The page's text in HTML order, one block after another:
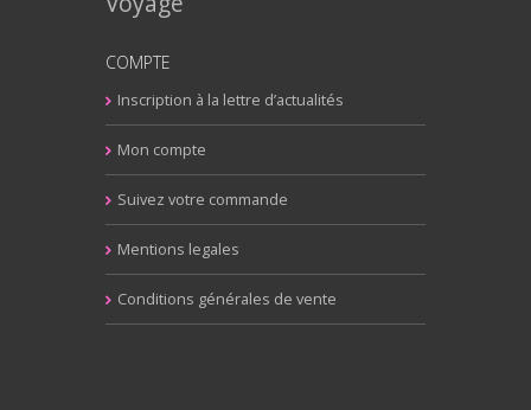
COMPTE
Inscription à la lettre d’actualités
Mon compte
Suivez votre commande
Mentions legales
Conditions générales de vente